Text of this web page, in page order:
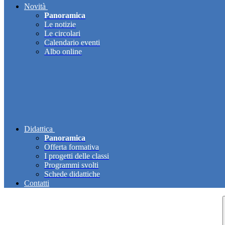
Novità
Panoramica
Le notizie
Le circolari
Calendario eventi
Albo online
Didattica
Panoramica
Offerta formativa
I progetti delle classi
Programmi svolti
Schede didattiche
Contatti